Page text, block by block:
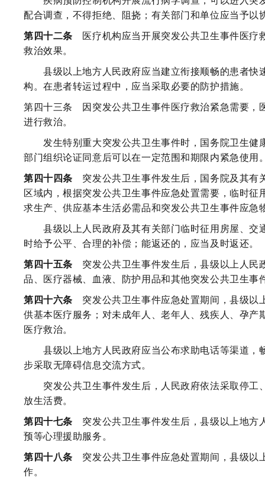
配合调查，不得拒绝、阻挠；有关部门和单位应当予以
第四十二条 医疗机构应当开展突发公共卫生事件医疗
救治效果。
县级以上地方人民政府应当建立衔接顺畅的患者快
构。在患者转运过程中，应当采取必要的防护措施。
第四十三条 因突发公共卫生事件医疗救治紧急需要，
进行救治。
发生特别重大突发公共卫生事件时，国务院卫生健
部门组织论证同意后可以在一定范围和期限内紧急使用
第四十四条 突发公共卫生事件发生后，国务院及其有
区域内，根据突发公共卫生事件应急处置需要，临时
求生产、供应基本生活必需品和突发公共卫生事件应急
县级以上人民政府及其有关部门临时征用房屋、交
时给予公平、合理的补偿；能返还的，应当及时返还。
第四十五条 突发公共卫生事件发生后，县级以上人民
品、医疗器械、血液、防护用品和其他突发公共卫生事
第四十六条 突发公共卫生事件应急处置期间，县级以
供基本医疗服务；对未成年人、老年人、残疾人、孕
医疗救治。
县级以上地方人民政府应当公布求助电话等渠道，
步采取无障碍信息交流方式。
突发公共卫生事件发生后，人民政府依法采取停工
放生活费。
第四十七条 突发公共卫生事件发生后，县级以上地方
预等心理援助服务。
第四十八条 突发公共卫生事件应急处置期间，县级以
作。